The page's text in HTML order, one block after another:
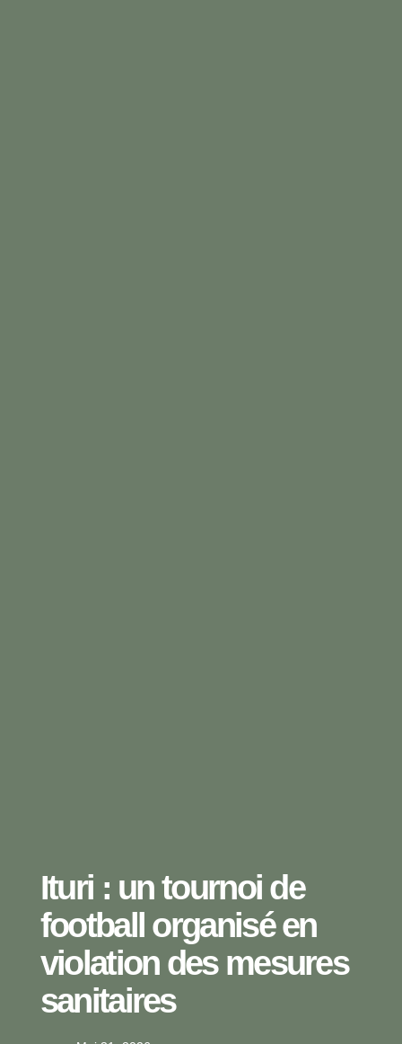
Ituri : un tournoi de
football organisé en
violation des mesures
sanitaires